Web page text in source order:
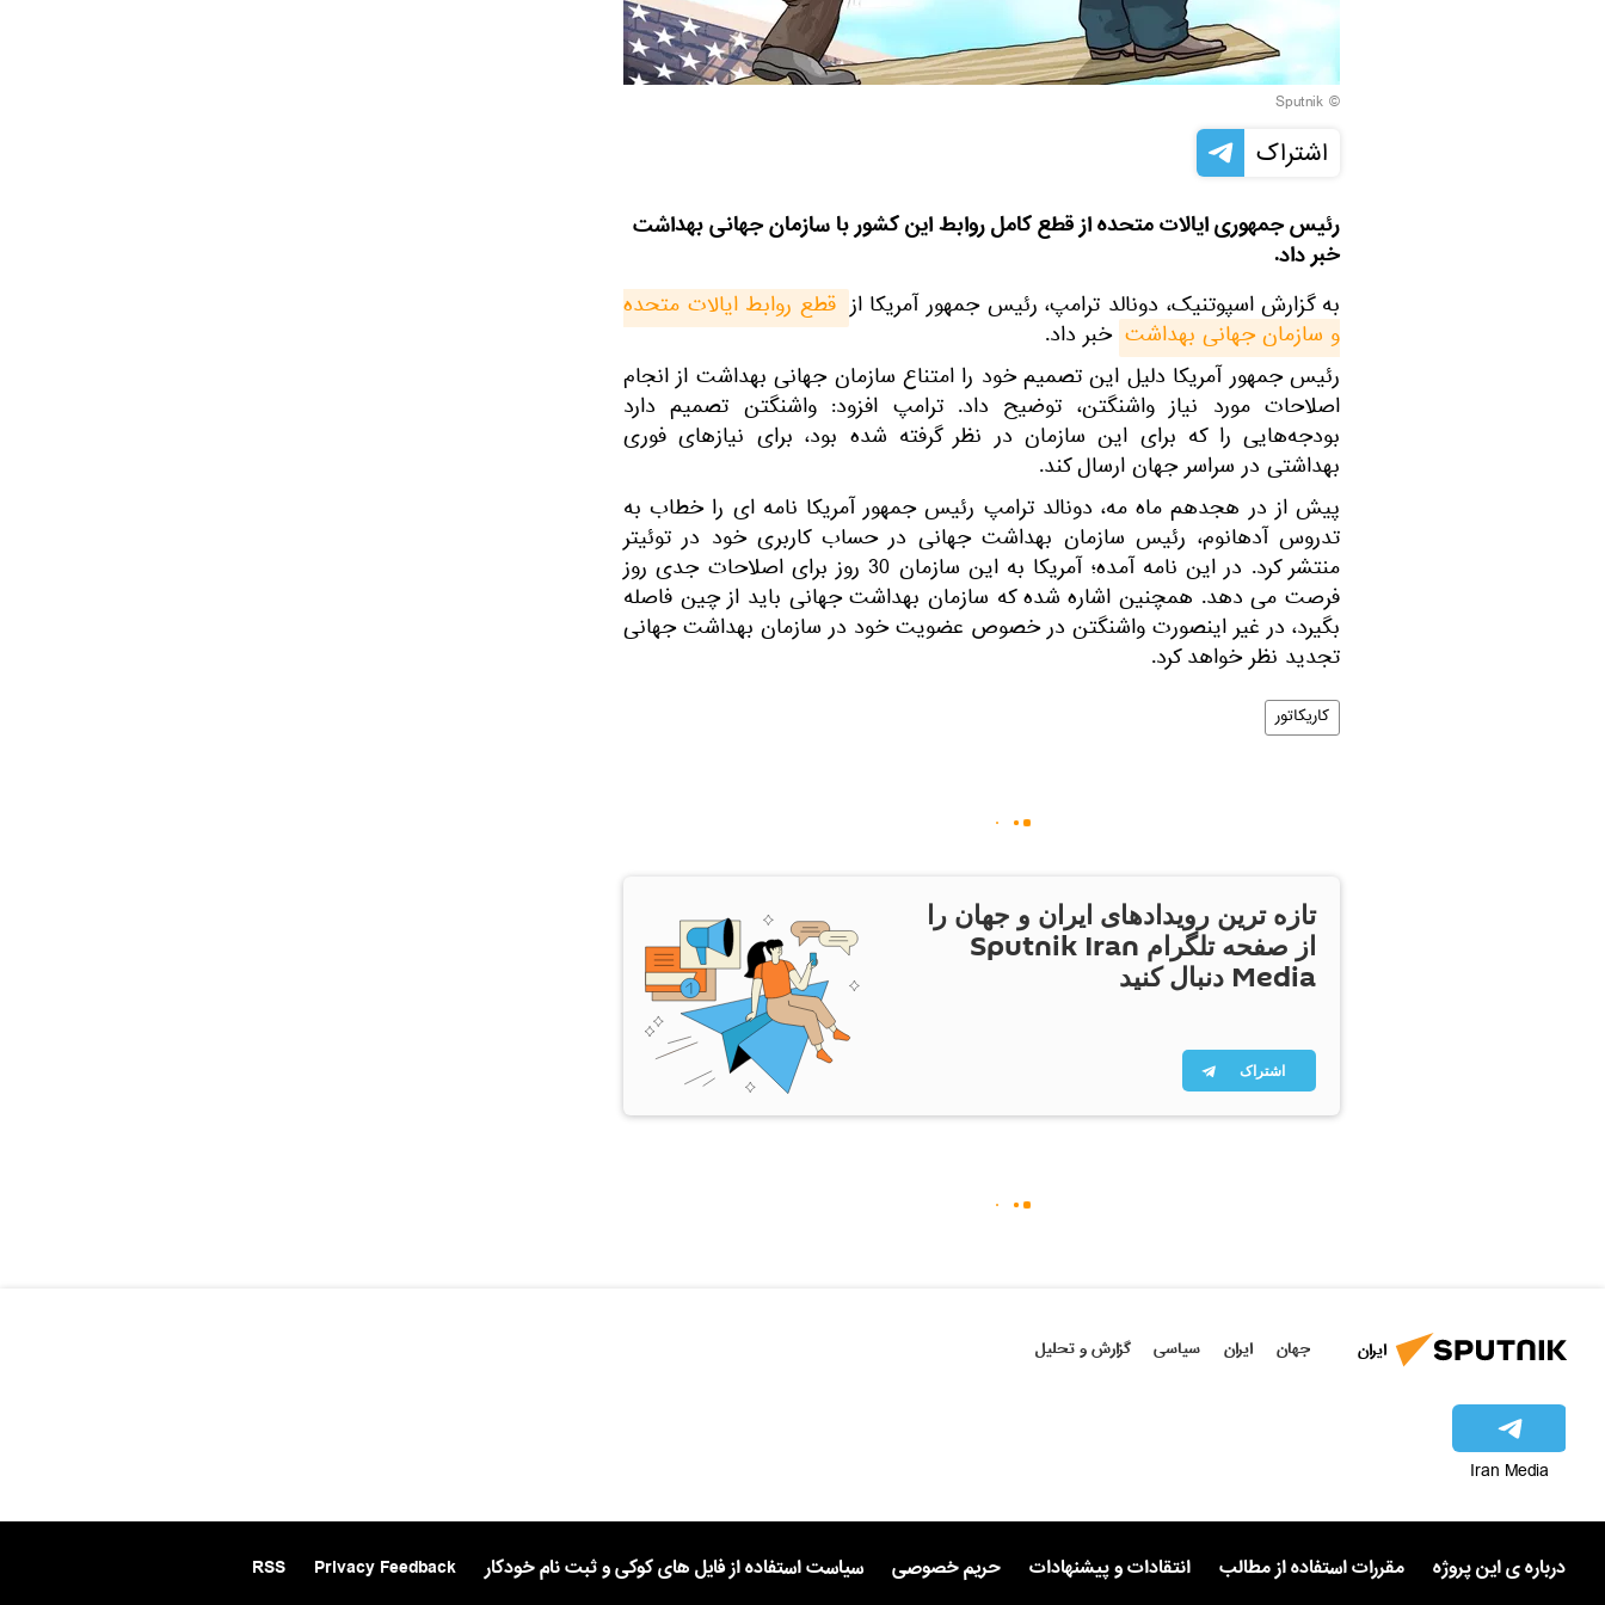
© Sputnik
اشتراک
رئیس ‌جمهوری ایالات متحده از قطع کامل روابط این کشور با سازمان جهانی بهداشت
خبر داد.
به گزارش اسپوتنیک، دونالد ترامپ، رئیس جمهور آمریکا از
و سازمان جهانی بهداشت خبر داد.
رئیس جمهور آمریکا دلیل این تصمیم خود را امتناع سازمان جهانی بهداشت از انجام
اصلاحات مورد نیاز واشنگتن، توضیح داد. ترامپ افزود: واشنگتن تصمیم دارد
بودجه‌هایی را که برای این سازمان در نظر گرفته شده بود، برای نیازهای فوری
بهداشتی در سراسر جهان ارسال کند.
پیش از در هجدهم ماه مه، دونالد ترامپ رئیس جمهور آمریکا نامه ای را خطاب به
تدروس آدهانوم، رئیس سازمان بهداشت جهانی در حساب کاربری خود در توئیتر
منتشر کرد. در این نامه آمده؛ آمریکا به این سازمان 30 روز برای اصلاحات جدی روز
فرصت می دهد. همچنین اشاره شده که سازمان بهداشت جهانی باید از چین فاصله
بگیرد، در غیر اینصورت واشنگتن در خصوص عضویت خود در سازمان بهداشت جهانی
تجدید نظر خواهد کرد.
کاریکاتور
تازه ترین رویدادهای ایران و جهان را
از صفحه تلگرام Sputnik Iran
Media دنبال کنید
اشتراک
ایران جهان ایران سیاسی گزارش و تحلیل
Iran Media
درباره ی این پروژه مقررات استفاده از مطالب انتقادات و پیشنهادات حریم خصوصی سیاست استفاده از فایل های کوکی و ثبت نام خودکار Privacy Feedback
RSS